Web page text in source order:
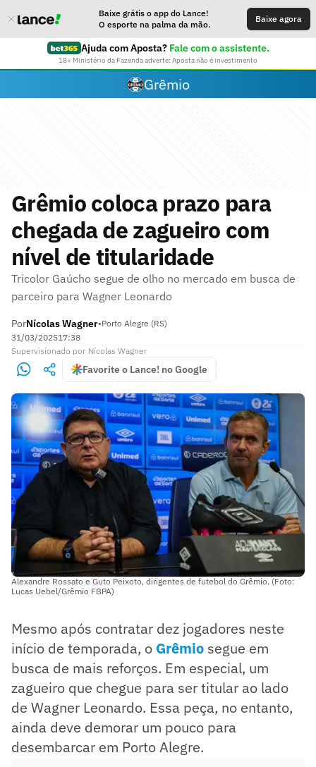
Baixe grátis o app do Lance!
O esporte na palma da mão.
Baixe agora
Ajuda com Aposta? Fale com o assistente.
18+ Ministério da Fazenda adverte: Aposta não é investimento
Grêmio
Grêmio coloca prazo para
chegada de zagueiro com
nível de titularidade
Tricolor Gaúcho segue de olho no mercado em busca de
parceiro para Wagner Leonardo
PorNícolas Wagner•Porto Alegre (RS)
31/03/202517:38
Supervisionado por Nícolas Wagner
Favorite o Lance! no Google
Alexandre Rossato e Guto Peixoto, dirigentes de futebol do Grêmio. (Foto:
Lucas Uebel/Grêmio FBPA)
Mesmo após contratar dez jogadores neste
início de temporada, o Grêmio segue em
busca de mais reforços. Em especial, um
zagueiro que chegue para ser titular ao lado
de Wagner Leonardo. Essa peça, no entanto,
ainda deve demorar um pouco para
desembarcar em Porto Alegre.